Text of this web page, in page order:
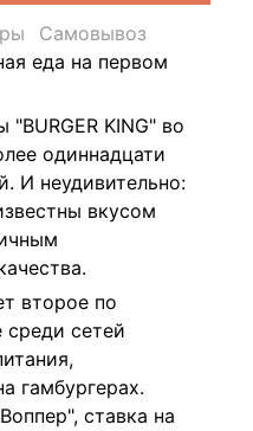
Самовывоз
еда на первом
KING" во
одиннадцати
И неудивительно:
вкусом
второе по
сетей
гамбургерах.
ставка на